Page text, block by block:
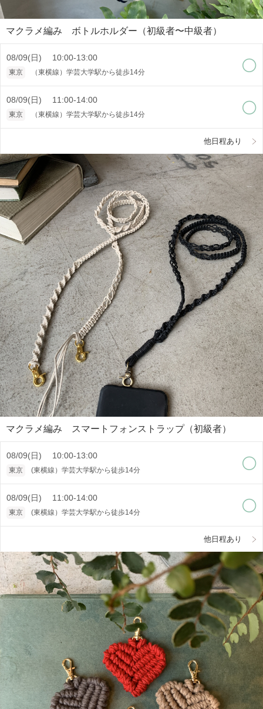
マクラメ編み ボトルホルダー（初級者〜中級者）
08/09(日) 10:00-13:00
東京 （東横線）学芸大学駅から徒歩14分
08/09(日) 11:00-14:00
東京 （東横線）学芸大学駅から徒歩14分
他日程あり
マクラメ編み スマートフォンストラップ（初級者）
08/09(日) 10:00-13:00
東京 (東横線）学芸大学駅から徒歩14分
08/09(日) 11:00-14:00
東京 (東横線）学芸大学駅から徒歩14分
他日程あり